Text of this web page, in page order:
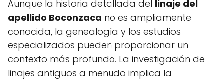
Aunque la historia detallada del linaje del
apellido Boconzaca no es ampliamente
conocida, la genealogía y los estudios
especializados pueden proporcionar un
contexto más profundo. La investigación de
linajes antiguos a menudo implica la